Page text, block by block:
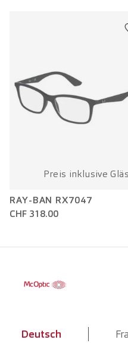
Preis inklusive
RAY-BAN RX7047
CHF 318.00
Deutsch